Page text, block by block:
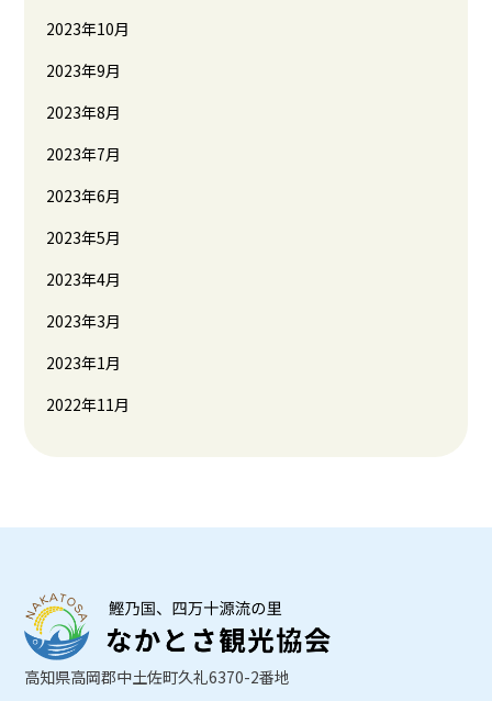
2023年10月
2023年9月
2023年8月
2023年7月
2023年6月
2023年5月
2023年4月
2023年3月
2023年1月
2022年11月
高知県高岡郡中土佐町久礼6370-2番地